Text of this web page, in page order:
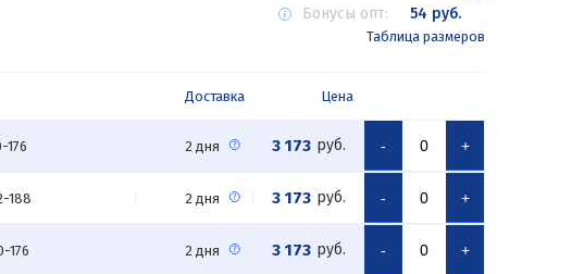
Бонусы опт:
54 руб.
Таблица размеров
Доставка Цена
176 2 дня 3 173 руб. - +
188 2 дня 3 173 руб. - +
176 2 дня 3 173 руб. - +